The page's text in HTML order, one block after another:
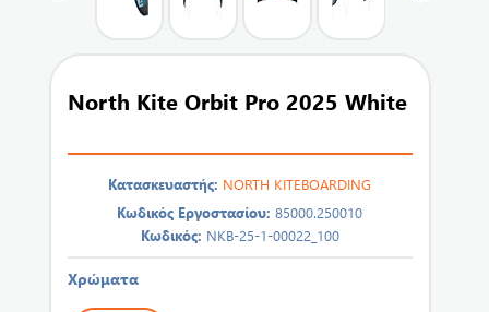
North Kite Orbit Pro 2025 White
Κατασκευαστής: NORTH KITEBOARDING
Κωδικός Εργοστασίου: 85000.250010
Κωδικός: NKB-25-1-00022_100
Χρώματα